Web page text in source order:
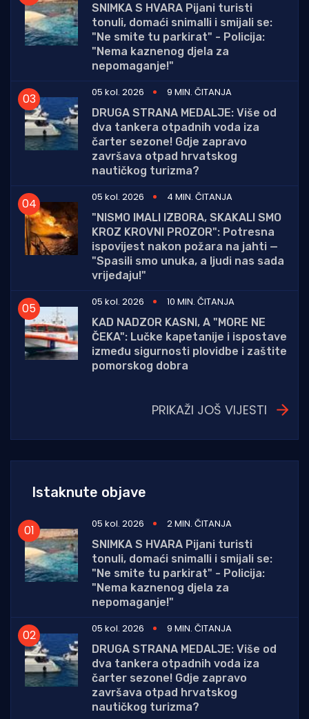
SNIMKA S HVARA Pijani turisti
tonuli, domaći snimalli i smijali se:
"Ne smite tu parkirat" - Policija:
"Nema kaznenog djela za
nepomaganje!"
05 kol. 2026
9 MIN. ČITANJA
DRUGA STRANA MEDALJE: Više od
dva tankera otpadnih voda iza
čarter sezone! Gdje zapravo
završava otpad hrvatskog
nautičkog turizma?
05 kol. 2026
4 MIN. ČITANJA
"NISMO IMALI IZBORA, SKAKALI SMO
KROZ KROVNI PROZOR": Potresna
ispovijest nakon požara na jahti —
"Spasili smo unuka, a ljudi nas sada
vrijeđaju!"
05 kol. 2026
10 MIN. ČITANJA
KAD NADZOR KASNI, A "MORE NE
ČEKA": Lučke kapetanije i ispostave
između sigurnosti plovidbe i zaštite
pomorskog dobra
PRIKAŽI JOŠ VIJESTI
Istaknute objave
05 kol. 2026
2 MIN. ČITANJA
SNIMKA S HVARA Pijani turisti
tonuli, domaći snimalli i smijali se:
"Ne smite tu parkirat" - Policija:
"Nema kaznenog djela za
nepomaganje!"
05 kol. 2026
9 MIN. ČITANJA
DRUGA STRANA MEDALJE: Više od
dva tankera otpadnih voda iza
čarter sezone! Gdje zapravo
završava otpad hrvatskog
nautičkog turizma?